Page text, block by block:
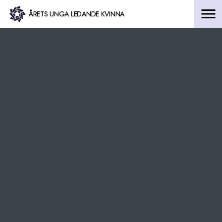
Hoppa
till
ÅRETS UNGA LEDANDE KVINNA